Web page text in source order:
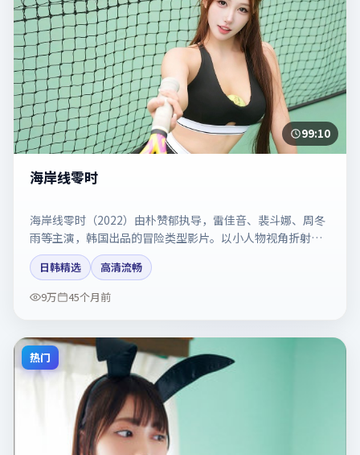
99:10
海岸线零时
海岸线零时（2022）由朴赞郁执导，雷佳音、裴斗娜、周冬
雨等主演，韩国出品的冒险类型影片。以小人物视角折射时
代切片。剧情简介与主创信息可供检索参考，上映日期以片
方资料为准。
日韩精选
高清流畅
9万
45个月前
热门